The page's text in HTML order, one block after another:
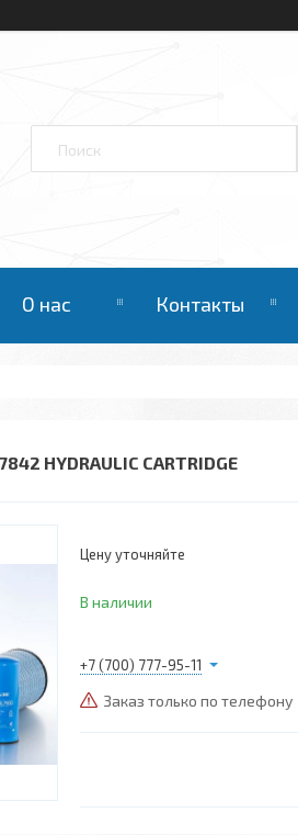
О нас Контакты
HYDRAULIC CARTRIDGE
Цену уточняйте
В наличии
+7 (700) 777-95-11
Заказ только по телефону